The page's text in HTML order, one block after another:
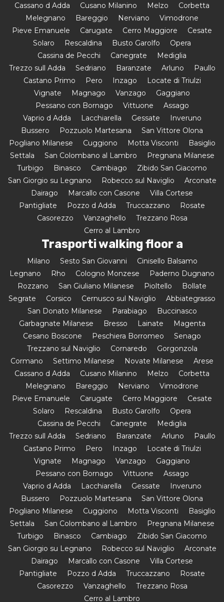
Cassano d Adda
Cusano Milanino Melzo
Corbetta
Melegnano
Bareggio Nerviano
Vimodrone
Pieve Emanuele
Carugate Cerro Maggiore
Cesate
Solaro
Rescaldina Busto Garolfo
Opera
Cassina de Pecchi
Canegrate
Mediglia
Trezzo sull Adda
Sedriano Baranzate Arluno
Paullo
Castano Primo
Pero Inzago
Locate di Triulzi
Vignate
Magnago Vanzago
Gaggiano
Pessano con Bornago
Vittuone
Assago
Vaprio d Adda
Lacchiarella Gessate
Inveruno
Bussero
Pozzuolo Martesana
San Vittore Olona
Pogliano Milanese
Cuggiono Motta Visconti
Basiglio
Settala
San Colombano al Lambro
Pregnana Milanese
Turbigo
Binasco Cambiago
Zibido San Giacomo
San Giorgio su Legnano
Robecco sul Naviglio
Arconate
Dairago
Marcallo con Casone
Villa Cortese
Pantigliate
Pozzo d Adda Truccazzano
Rosate
Casorezzo
Vanzaghello
Trezzano Rosa
Cerro al Lambro
Trasporti walking floor a
Milano Sesto San Giovanni
Cinisello Balsamo
Legnano
Rho Cologno Monzese
Paderno Dugnano
Rozzano
San Giuliano Milanese Pioltello
Bollate
Segrate
Corsico Cernusco sul Naviglio
Abbiategrasso
San Donato Milanese
Parabiago
Buccinasco
Garbagnate Milanese
Bresso Lainate
Magenta
Cesano Boscone
Peschiera Borromeo
Senago
Trezzano sul Naviglio
Cornaredo
Gorgonzola
Cormano
Settimo Milanese Novate Milanese
Arese
Cassano d Adda
Cusano Milanino Melzo
Corbetta
Melegnano
Bareggio Nerviano
Vimodrone
Pieve Emanuele
Carugate Cerro Maggiore
Cesate
Solaro
Rescaldina Busto Garolfo
Opera
Cassina de Pecchi
Canegrate
Mediglia
Trezzo sull Adda
Sedriano Baranzate Arluno
Paullo
Castano Primo
Pero Inzago
Locate di Triulzi
Vignate
Magnago Vanzago
Gaggiano
Pessano con Bornago
Vittuone
Assago
Vaprio d Adda
Lacchiarella Gessate
Inveruno
Bussero
Pozzuolo Martesana
San Vittore Olona
Pogliano Milanese
Cuggiono Motta Visconti
Basiglio
Settala
San Colombano al Lambro
Pregnana Milanese
Turbigo
Binasco Cambiago
Zibido San Giacomo
San Giorgio su Legnano
Robecco sul Naviglio
Arconate
Dairago
Marcallo con Casone
Villa Cortese
Pantigliate
Pozzo d Adda Truccazzano
Rosate
Casorezzo
Vanzaghello
Trezzano Rosa
Cerro al Lambro